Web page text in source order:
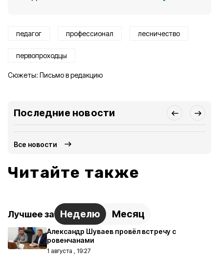
педагог профессионал лесничество
первопроходцы
Сюжеты: Письмо в редакцию
Последние новости
Все новости
Читайте также
Лучшее за Неделю Месяц
Александр Шуваев провёл встречу с
ровенчанами
1 августа , 19:27